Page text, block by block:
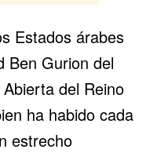
Estados árabes
Ben Gurion del
del Reino
ha habido cada
estrecho